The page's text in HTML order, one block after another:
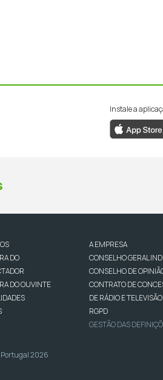
Instale a
DO
DO OUVINTE
A EMPRESA
CONSELHO GERAL
CONSELHO DE
CONTRATO DE
DE RÁDIO E TELEVISÃO
RGPD
GESTÃO DAS
Portugal 2026